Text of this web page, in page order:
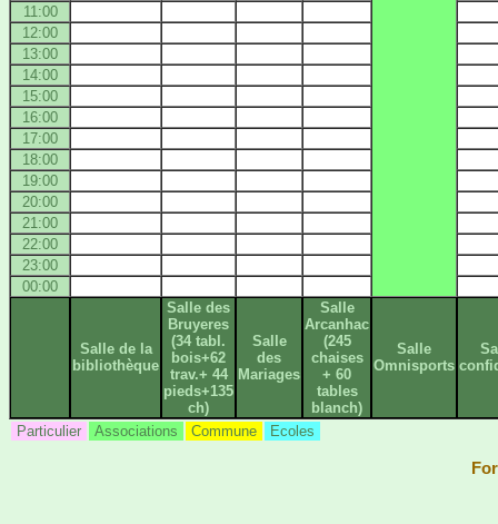
11:00
12:00
13:00
14:00
15:00
16:00
17:00
18:00
19:00
20:00
21:00
22:00
23:00
00:00
Salle de la
bibliothèque
Salle des
Bruyeres
(34 tabl.
bois+62
trav.+ 44
pieds+135
ch)
Salle
des
Mariages
Salle
Arcanhac
(245
chaises
+ 60
tables
blanch)
Salle
Omnisports
Particulier Associations Commune Ecoles